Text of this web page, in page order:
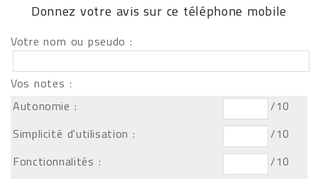
Donnez votre avis sur ce téléphone mobile
Votre nom ou pseudo :
Vos notes :
Autonomie :
/10
Simplicité d'utilisation :
/10
Fonctionnalités :
/10